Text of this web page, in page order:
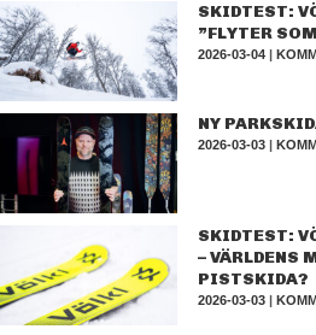
SKIDTEST:
”FLYTER
2026-03-04 |
NY
2026-03-03 |
SKIDTEST:
– VÄRLDENS
PISTSKIDA?
2026-03-03 |